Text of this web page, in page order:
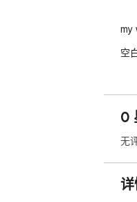
my
空
0
无